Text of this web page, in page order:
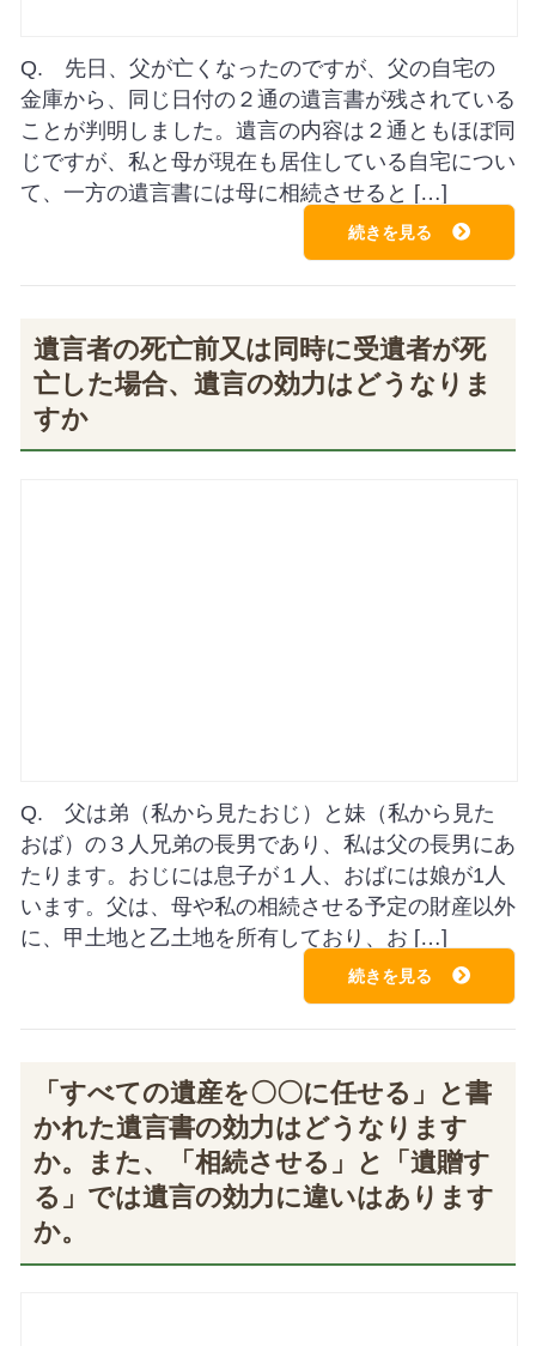
Q. 先日、父が亡くなったのですが、父の自宅の
金庫から、同じ日付の２通の遺言書が残されている
ことが判明しました。遺言の内容は２通ともほぼ同
じですが、私と母が現在も居住している自宅につい
て、一方の遺言書には母に相続させると […]
続きを見る
遺言者の死亡前又は同時に受遺者が死
亡した場合、遺言の効力はどうなりま
すか
Q. 父は弟（私から見たおじ）と妹（私から見た
おば）の３人兄弟の長男であり、私は父の長男にあ
たります。おじには息子が１人、おばには娘が1人
います。父は、母や私の相続させる予定の財産以外
に、甲土地と乙土地を所有しており、お […]
続きを見る
「すべての遺産を〇〇に任せる」と書
かれた遺言書の効力はどうなります
か。また、「相続させる」と「遺贈す
る」では遺言の効力に違いはあります
か。